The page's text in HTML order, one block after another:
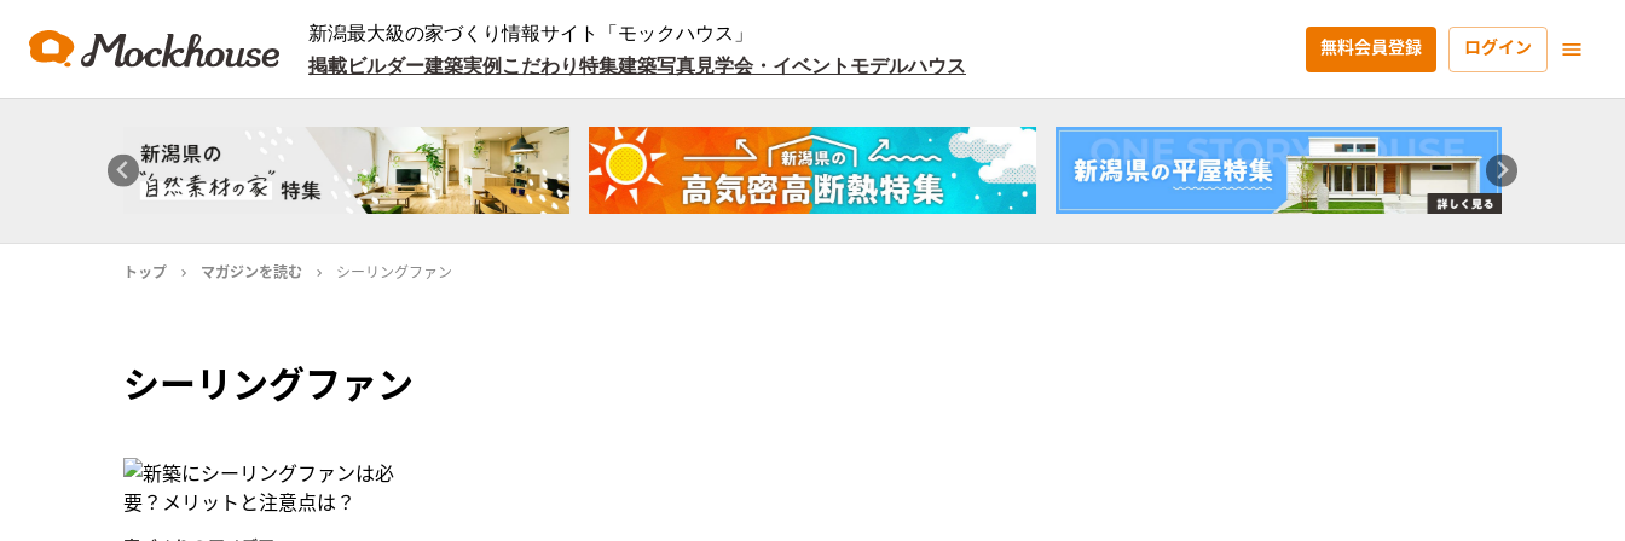
新潟最大級の家づくり情報サイト「モックハウス」
掲載ビルダー建築実例 こだわり特集建築写真見学会・イベント モデルハウス
無料会員登録 ログイン
トップ マガジンを読む シーリングファン
シーリングファン